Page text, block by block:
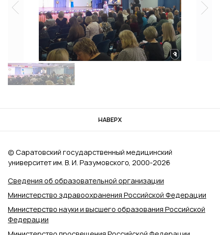
НАВЕРХ
Сведения об образовательной организации
Министерство здравоохранения Российской Федерации
Министерство науки и высшего образования Российской
Федерации
© Саратовский государственный медицинский
университет им. В. И. Разумовского, 2000‑2026